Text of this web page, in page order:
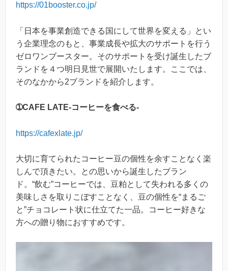
https://01booster.co.jp/
「日本を事業創造できる国にして世界を変える」とい
う企業理念のもと、事業成長や拡大のサポートを行う
ゼロワンブースター。そのサポートを受け誕生したブ
ランドを４つ明日見世で展開いたします。ここでは、
そのなかから2ブランドを紹介します。
➀CAFE LATE-コーヒーを食べる-
https://cafexlate.jp/
大切に育てられたコーヒー豆の個性を余すことなく楽
しんで頂きたい。との思いから誕生したブラン
ド。“飲む”コーヒーでは、豆粕として失われる多くの
美味しさを取りこぼすことなく、豆の個性を“まるご
と”チョコレート状に仕立てた一品。コーヒー好きな
方への贈り物におすすめです。